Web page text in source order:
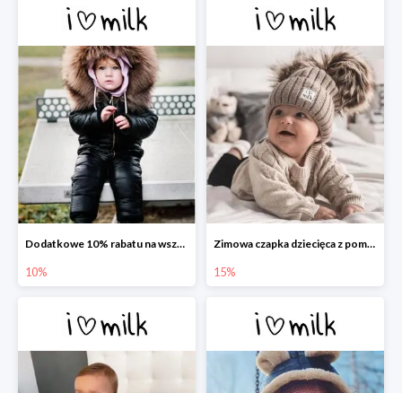
Dodatkowe 10% rabatu na wszystko w I love Milk
10%
Zimowa czapka dziecięca z pomponami -15%
15%